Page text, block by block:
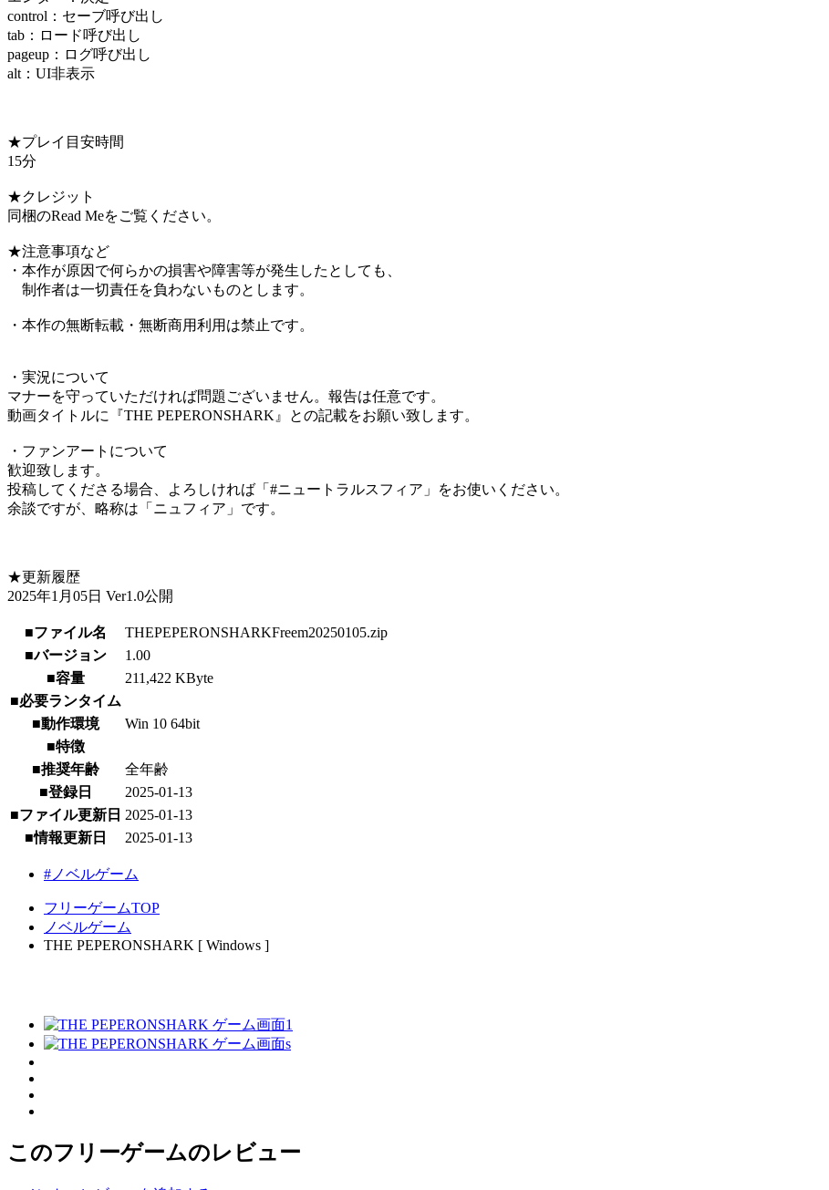
control：セーブ呼び出し
tab：ロード呼び出し
pageup：ログ呼び出し
alt：UI非表示
★プレイ目安時間
15分
★クレジット
同梱のRead Meをご覧ください。
★注意事項など
・本作が原因で何らかの損害や障害等が発生したとしても、
制作者は一切責任を負わないものとします。
・本作の無断転載・無断商用利用は禁止です。
・実況について
マナーを守っていただければ問題ございません。報告は任意です。
動画タイトルに『THE PEPERONSHARK』との記載をお願い致します。
・ファンアートについて
歓迎致します。
投稿してくださる場合、よろしければ「#ニュートラルスフィア」をお使いください。
余談ですが、略称は「ニュフィア」です。
★更新履歴
2025年1月05日 Ver1.0公開
■ファイル名
THEPEPERONSHARKFreem20250105.zip
■バージョン
1.00
■容量
211,422 KByte
■必要ランタイム
■動作環境
Win 10 64bit
■特徴
■推奨年齢
全年齢
■登録日
2025-01-13
■ファイル更新日 2025-01-13
■情報更新日
2025-01-13
#ノベルゲーム
フリーゲームTOP
ノベルゲーム
THE PEPERONSHARK [ Windows ]
このフリーゲームのレビュー